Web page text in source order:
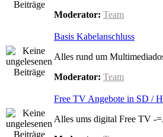
Moderator: Team
Basis Kabelanschluss
Alles rund um
Moderator: Team
Free TV Angebote in SD /
Alles ums digital Free TV